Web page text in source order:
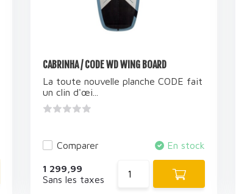
CABRINHA / CODE WD WING BOARD
La toute nouvelle planche CODE fait
un clin d'œi...
Comparer En stock
1 299,99
Sans les taxes